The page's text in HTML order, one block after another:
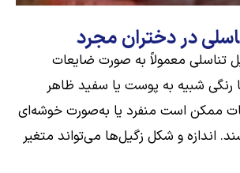
در دختران مجرد
تناسلی معمولاً به صورت ضایعات
رنگی شبیه به پوست یا سفید ظاهر
ممکن است منفرد یا به‌صورت خوشه‌ای
اندازه و شکل زگیل‌ها می‌تواند متغیر